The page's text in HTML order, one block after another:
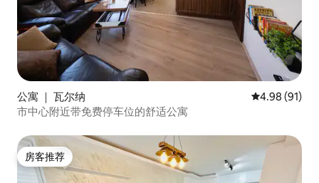
公寓 ｜ 瓦尔纳 平均评分
4.98 (91)
市中心附近带免费停车位的舒适公寓
房客推荐
房客推荐